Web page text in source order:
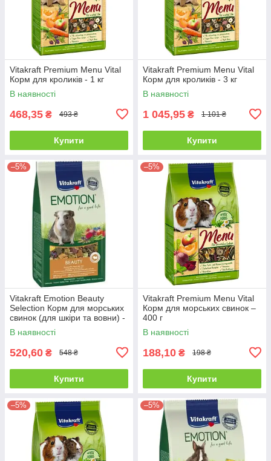
Vitakraft Premium Menu Vital
Корм для кроликів - 1 кг
В наявності
468,35 ₴ 493 ₴
Купити
Vitakraft Premium Menu Vital
Корм для кроликів - 3 кг
В наявності
1 045,95 ₴ 1 101 ₴
Купити
–5%
Vitakraft Emotion Beauty
Selection Корм для морських
свинок (для шкіри та вовни) -
600 г
В наявності
520,60 ₴ 548 ₴
Купити
–5%
Vitakraft Premium Menu Vital
Корм для морських свинок –
400 г
В наявності
188,10 ₴ 198 ₴
Купити
–5% –5%